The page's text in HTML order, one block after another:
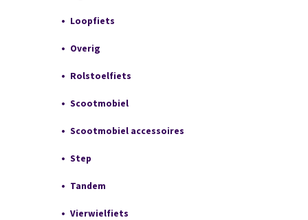
Loopfiets
Overig
Rolstoelfiets
Scootmobiel
Scootmobiel accessoires
Step
Tandem
Vierwielfiets